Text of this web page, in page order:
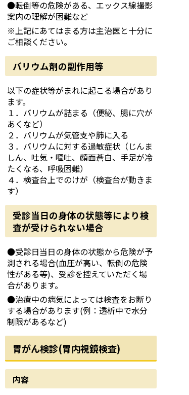
●転倒等の危険がある、エックス線撮影
案内の理解が困難など
※上記にあてはまる方は主治医と十分に
ご相談ください。
バリウム剤の副作用等
以下の症状等がまれに起こる場合があり
ます。
１．バリウムが詰まる（便秘、腸に穴が
あくなど）
２．バリウムが気管支や肺に入る
３．バリウムに対する過敏症状（じんま
しん、吐気・嘔吐、顔面蒼白、手足が冷
たくなる、呼吸困難）
４．検査台上でのけが（検査台が動きま
す）
受診当日の身体の状態等により検
査が受けられない場合
●受診日当日の身体の状態から危険が予
測される場合(血圧が高い、転倒の危険
性がある等)、受診を控えていただく場
合があります。
●治療中の病気によっては検査をお断り
する場合があります(例：透析中で水分
制限があるなど)
胃がん検診(胃内視鏡検査)
内容